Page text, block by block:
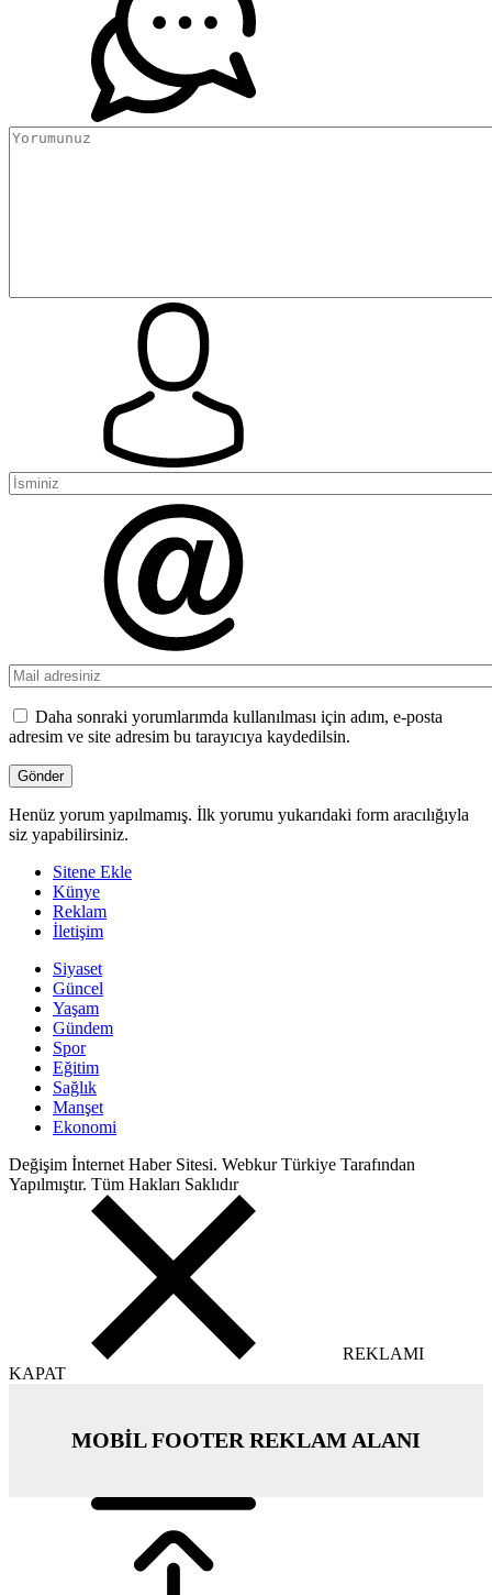
Daha sonraki yorumlarımda kullanılması için adım, e-posta
adresim ve site adresim bu tarayıcıya kaydedilsin.
Henüz yorum yapılmamış. İlk yorumu yukarıdaki form aracılığıyla
siz yapabilirsiniz.
Sitene Ekle
Künye
Reklam
İletişim
Siyaset
Güncel
Yaşam
Gündem
Spor
Eğitim
Sağlık
Manşet
Ekonomi
Değişim İnternet Haber Sitesi. Webkur Türkiye Tarafından
Yapılmıştır. Tüm Hakları Saklıdır
REKLAMI
KAPAT
MOBİL FOOTER REKLAM ALANI